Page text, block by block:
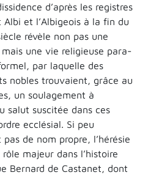
d’après les registres
Albi et l’Albigeois à la fin du
révèle non pas une
une vie religieuse para-
par laquelle des
nobles trouvaient, grâce au
un soulagement à
salut suscitée dans ces
ecclésial. Si peu
de nom propre, l’hérésie
majeur dans l’histoire
Bernard de Castanet, dont